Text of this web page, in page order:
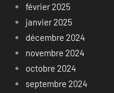
février 2025
janvier 2025
décembre 2024
novembre 2024
octobre 2024
septembre 2024